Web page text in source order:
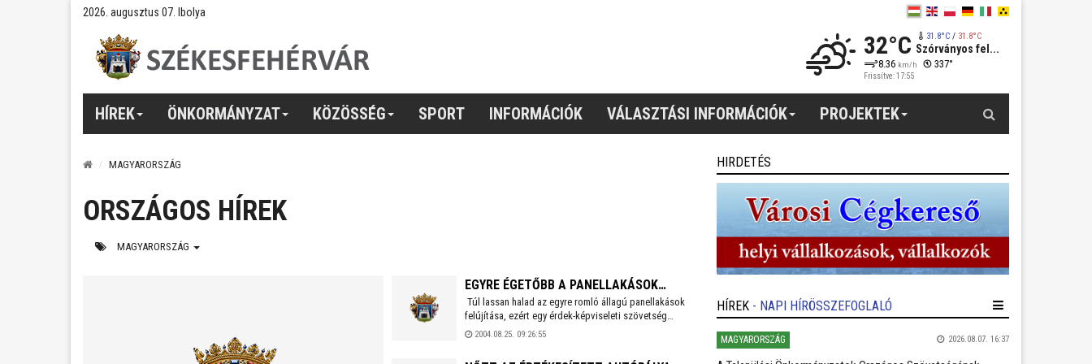
2026. augusztus 07. Ibolya
32°C 31.8°C/ 31.8°C
Szórványos fel...
8.36 km/h 337°
Frissítve: 17:55
HÍREK ÖNKORMÁNYZAT KÖZÖSSÉG SPORT INFORMÁCIÓK VÁLASZTÁSI INFORMÁCIÓK PROJEKTEK
MAGYARORSZÁG
ORSZÁGOS HÍREK
MAGYARORSZÁG
EGYRE ÉGETŐBB A PANELLAKÁSOK
"NAGYFELÚJÍTÁSA"
Túl lassan halad az egyre romló állagú panellakások
felújítása, ezért egy érdek-képviseleti szövetség
levélben fordult a parlamenti pártok vezetőihez, hogy
2004.08.25. 09:26:55
HIRDETÉS
HÍREK - NAPI HÍRÖSSZEFOGLALÓ
MAGYARORSZÁG 2026.08.07. 16:37